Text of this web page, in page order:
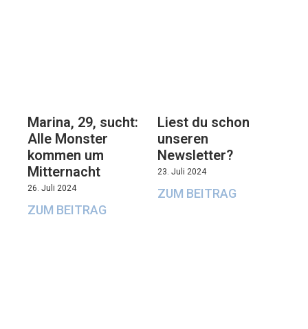
Marina, 29, sucht:
Alle Monster
kommen um
Mitternacht
26. Juli 2024
ZUM BEITRAG
Liest du schon
unseren
Newsletter?
23. Juli 2024
ZUM BEITRAG